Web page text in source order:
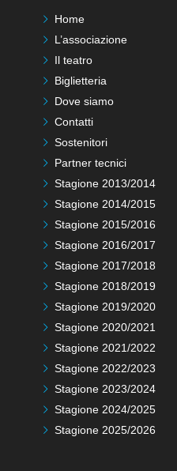
Home
L’associazione
Il teatro
Biglietteria
Dove siamo
Contatti
Sostenitori
Partner tecnici
Stagione 2013/2014
Stagione 2014/2015
Stagione 2015/2016
Stagione 2016/2017
Stagione 2017/2018
Stagione 2018/2019
Stagione 2019/2020
Stagione 2020/2021
Stagione 2021/2022
Stagione 2022/2023
Stagione 2023/2024
Stagione 2024/2025
Stagione 2025/2026